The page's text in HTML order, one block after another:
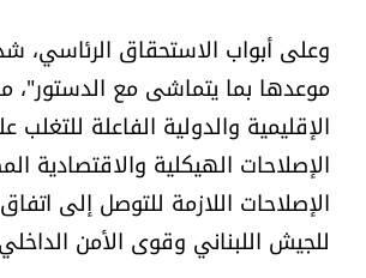
وعلى أبواب الاستحقاق الرئاسي،
موعدها بما يتماشى مع الدستور"،
الإقليمية والدولية الفاعلة
الإصلاحات الهيكلية والاقتصادية
الإصلاحات اللازمة للتوصل إلى
للجيش اللبناني وقوى الأمن